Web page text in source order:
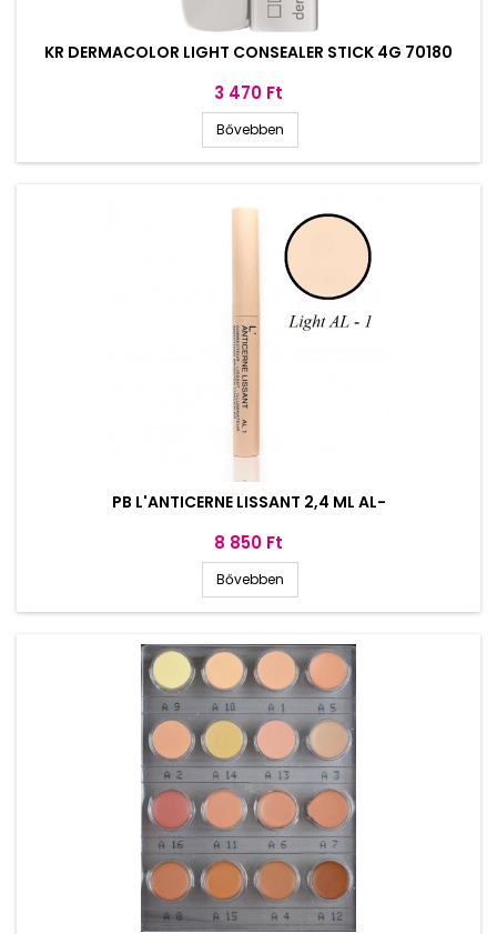
KR DERMACOLOR LIGHT CONSEALER STICK 4G 70180
Ár
3 470 Ft
Bővebben
PB L'ANTICERNE LISSANT 2,4 ML AL-
Ár
8 850 Ft
Bővebben